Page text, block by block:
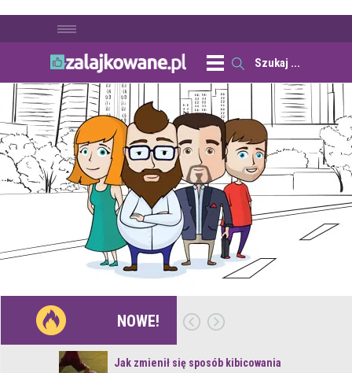
NOWE!
Jak zmienił się sposób kibicowania